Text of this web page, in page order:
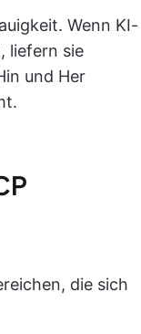
Wenn KI-
liefern sie
und Her
die sich